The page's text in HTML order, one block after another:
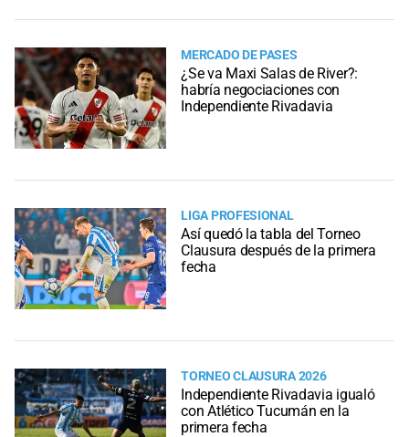
MERCADO DE PASES
¿Se va Maxi Salas de River?:
habría negociaciones con
Independiente Rivadavia
LIGA PROFESIONAL
Así quedó la tabla del Torneo
Clausura después de la primera
fecha
TORNEO CLAUSURA 2026
Independiente Rivadavia igualó
con Atlético Tucumán en la
primera fecha